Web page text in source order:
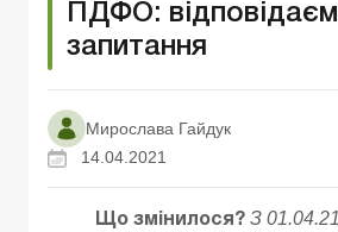
ПДФО:
запитання
Мирослава Гайдук
14.04.2021
Що змінилося? З